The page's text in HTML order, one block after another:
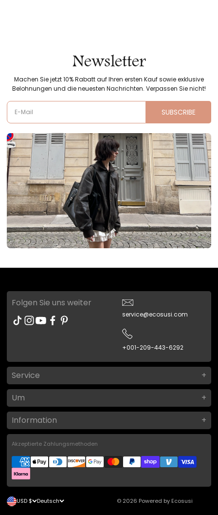
Newsletter
Machen Sie jetzt 10% Rabatt auf Ihren ersten Kauf sowie exklusive
Belohnungen und die neuesten Nachrichten. Verpassen Sie nicht!
E-Mail SUBSCRIBE
Folgen Sie uns weiter
service@ecosusi.com
+001-209-443-6292
Service
Um
Information
Akzeptierte Zahlungsmethoden
USD $ Deutsch © 2026 Powered by Ecosusi